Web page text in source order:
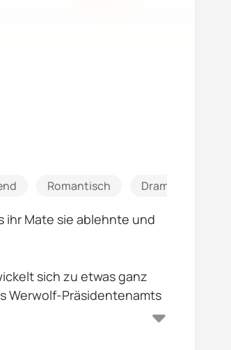
Romantisch Dramatisch
ihr Mate sie ablehnte und
sich zu etwas ganz
Werwolf-Präsidentenamts